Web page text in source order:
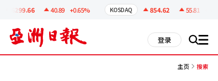
6299.66 40.89 +0.65% KOSDAQ 854.62 55.81
登录 搜 all
主页 搜索